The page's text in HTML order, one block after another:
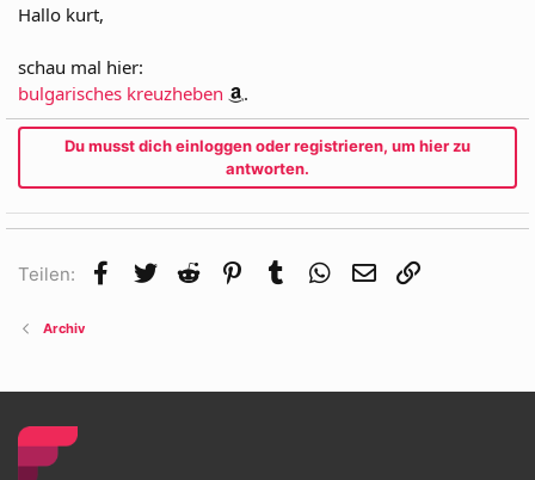
Hallo kurt,
schau mal hier:
bulgarisches kreuzheben
.
Du musst dich einloggen oder registrieren, um hier zu
antworten.
Teilen: Facebook
Twitter Reddit Pinterest
Tumblr WhatsApp
E-Mail
Archiv